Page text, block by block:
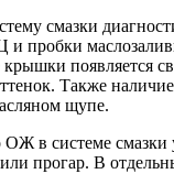
смазки
и пробки
появляется
Также
щупе.
ОЖ в системе смазки
прогар. В